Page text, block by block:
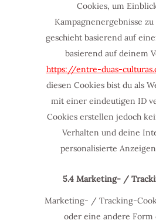
Cookies, um
Kampagnenergebnisse
geschieht basierend auf
basierend auf deinem
https://entre-duas-
diesen Cookies bist du als
mit einer eindeutigen ID
Cookies erstellen jedoch
Verhalten und deine
personalisierte
5.4 Marketing- /
Marketing- / Tracking-
oder eine andere Form